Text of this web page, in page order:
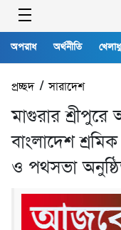
অপরাধ অর্থনীতি
প্রচ্ছদ/সারাদেশ
মাগুরার শ্রীপুরে
বাংলাদেশ
ও পথসভা